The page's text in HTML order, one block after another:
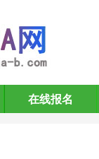
在线报名